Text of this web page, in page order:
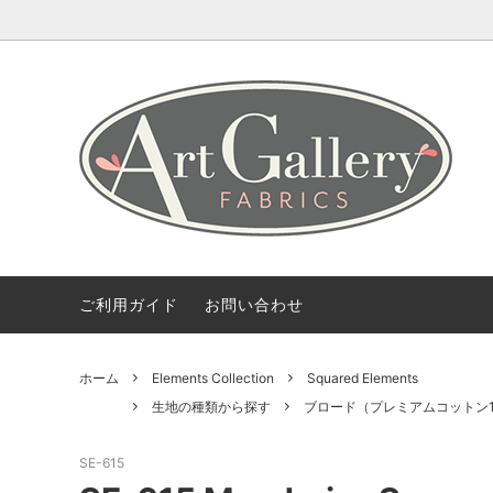
Coming Soon Fabric
Bundles(カットクロスのセット)
ART GALLERY FARICSの海外情報 【無料
デザイナー紹介
会社概要 ご利用
ご利用ガイド お問い合わせ
ホーム Elements Collection
Squared Elements
生地の種類から探す
ブロード（プレミアムコットン
SE-615